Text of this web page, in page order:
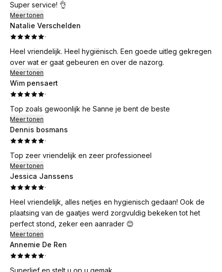
Super service! 👌
Meer tonen
Natalie Verschelden
·
Heel vriendelijk. Heel hygiënisch. Een goede uitleg gekregen
over wat er gaat gebeuren en over de nazorg.
Meer tonen
Wim pensaert
·
Top zoals gewoonlijk he Sanne je bent de beste
Meer tonen
Dennis bosmans
·
Top zeer vriendelijk en zeer professioneel
Meer tonen
Jessica Janssens
·
Heel vriendelijk, alles netjes en hygienisch gedaan! Ook de
plaatsing van de gaatjes werd zorgvuldig bekeken tot het
perfect stond, zeker een aanrader 😊
Meer tonen
Annemie De Ren
·
Superlief en stelt u op u gemak.